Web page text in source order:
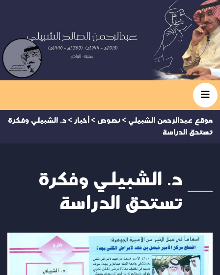
موقع عبدالرحمن الشبيلي > نصوص > أخبار > د. الشبيلي وفكرة
تستحق الدراسة
د. الشبيلي وفكرة
تستحق الدراسة